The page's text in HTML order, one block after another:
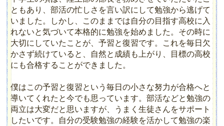
ともあり、部活の忙しさを言い訳にして勉強から逃げて
いました。しかし、このままでは自分の目指す高校に入
れないと気づいて本格的に勉強を始めました。その時に
大切にしていたことが、予習と復習です。これを毎日欠
かさず続けていると、自然と成績も上がり、目標の高校
にも合格することができました。
僕はこの予習と復習という毎日の小さな努力が合格へと
導いてくれたと今でも思っています。部活などと勉強の
両立は大変だと思いますが、うまく生徒さんをサポート
したいです。自分の受験勉強の経験を活かして勉強の楽